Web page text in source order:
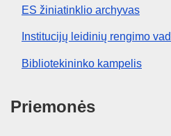
ES žiniatinklio archyvas
Institucijų leidinių rengimo
Bibliotekininko kampelis
Priemonės